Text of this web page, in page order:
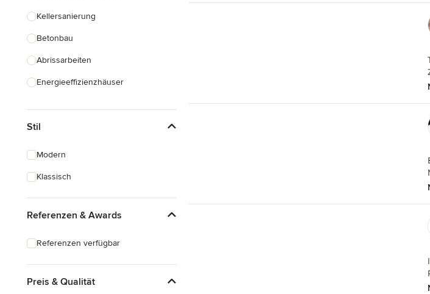
Kellersanierung
Betonbau
Abrissarbeiten
Energieeffizienzhäuser
Garagenbau
Alle anzeigen
Stil
Modern
Klassisch
Referenzen & Awards
Referenzen verfügbar
Preis & Qualität